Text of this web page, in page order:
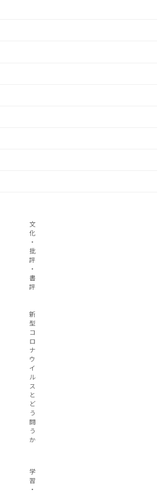
文
化
・
批
評
・
書
評
新
型
コ
ロ
ナ
ウ
イ
ル
ス
と
ど
う
闘
う
か
学
習
・